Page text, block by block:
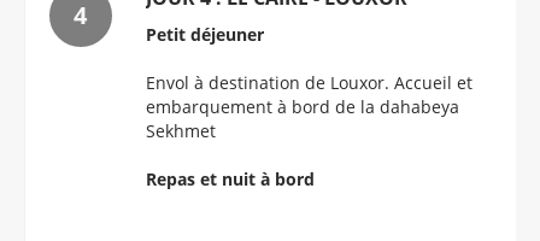
Petit déjeuner
Envol à destination de Louxor. Accueil et
embarquement à bord de la dahabeya
Sekhmet
Repas et nuit à bord